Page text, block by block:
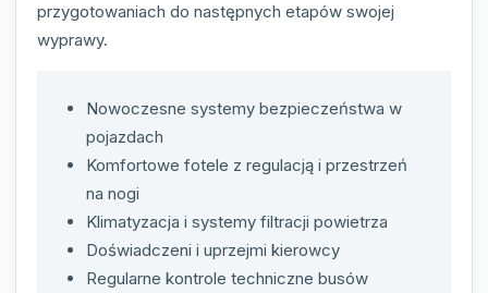
przygotowaniach do następnych etapów swojej
wyprawy.
Nowoczesne systemy bezpieczeństwa w
pojazdach
Komfortowe fotele z regulacją i przestrzeń
na nogi
Klimatyzacja i systemy filtracji powietrza
Doświadczeni i uprzejmi kierowcy
Regularne kontrole techniczne busów